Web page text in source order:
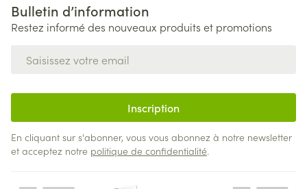
Bulletin d’information
Restez informé des nouveaux produits et promotions
Inscription
En cliquant sur s'abonner, vous vous abonnez à notre newsletter
et acceptez notre politique de confidentialité.